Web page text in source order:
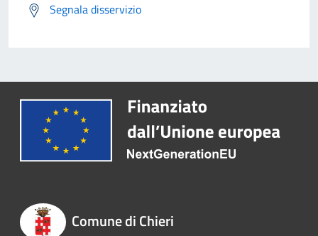
Segnala disservizio
Comune di Chieri